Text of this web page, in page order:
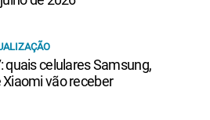
quais celulares Samsung,
vão receber